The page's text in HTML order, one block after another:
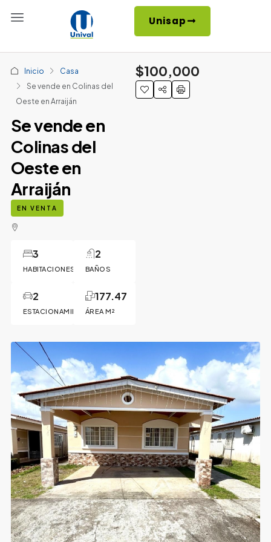
Unisap
Inicio
Casa
Se vende en Colinas del
Oeste en Arraiján
Se vende en
Colinas del
Oeste en
Arraiján
EN VENTA
HABITACIONES
3
BAÑOS
2
ESTACIONAMIENTOS
2
ÁREA M²
177.47
$100,000